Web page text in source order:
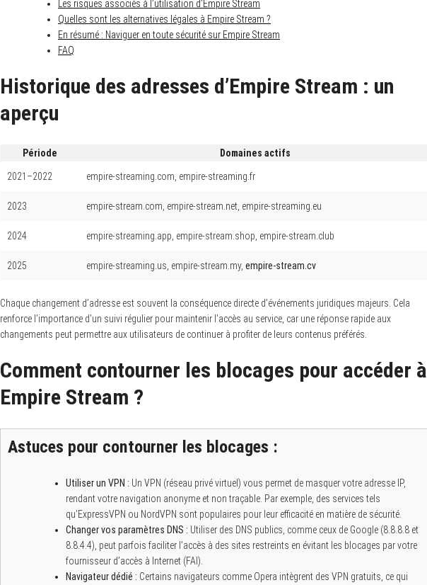
Les risques associés à l’utilisation d’Empire Stream
Quelles sont les alternatives légales à Empire Stream ?
En résumé : Naviguer en toute sécurité sur Empire Stream
FAQ
Historique des adresses d’Empire Stream : un
aperçu
Période Domaines actifs
2021–2022 empire-streaming.com, empire-streaming.fr
2023 empire-stream.com, empire-stream.net, empire-streaming.eu
2024 empire-streaming.app, empire-stream.shop, empire-stream.club
2025 empire-streaming.us, empire-stream.my, empire-stream.cv
Chaque changement d’adresse est souvent la conséquence directe d’événements juridiques majeurs. Cela
renforce l’importance d’un suivi régulier pour maintenir l’accès au service, car une réponse rapide aux
changements peut permettre aux utilisateurs de continuer à profiter de leurs contenus préférés.
Comment contourner les blocages pour accéder à
Empire Stream ?
Astuces pour contourner les blocages :
Utiliser un VPN : Un VPN (réseau privé virtuel) vous permet de masquer votre adresse IP,
rendant votre navigation anonyme et non traçable. Par exemple, des services tels
qu’ExpressVPN ou NordVPN sont populaires pour leur efficacité en matière de sécurité.
Changer vos paramètres DNS : Utiliser des DNS publics, comme ceux de Google (8.8.8.8 et
8.8.4.4), peut parfois faciliter l’accès à des sites restreints en évitant les blocages par votre
fournisseur d’accès à Internet (FAI).
Navigateur dédié : Certains navigateurs comme Opera intègrent des VPN gratuits, ce qui